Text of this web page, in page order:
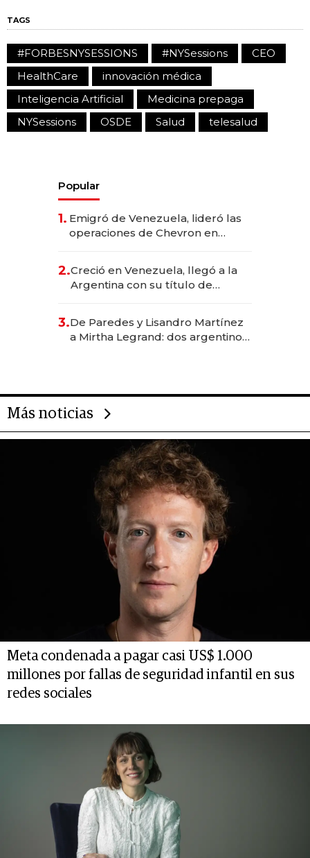
TAGS
#FORBESNYSESSIONS #NYSessions
CEO
HealthCare
innovación médica
Inteligencia Artificial
Medicina prepaga
NYSessions
OSDE Salud telesalud
Popular
1. Emigró de Venezuela, lideró las
operaciones de Chevron en
2.Creció en Venezuela, llegó a la
Argentina con su título de
las marcas "fast premium"
3.De Paredes y Lisandro Martínez
a Mirtha Legrand: dos argentinos
Más noticias
Meta condenada a pagar casi US$ 1.000
millones por fallas de seguridad infantil en sus
redes sociales